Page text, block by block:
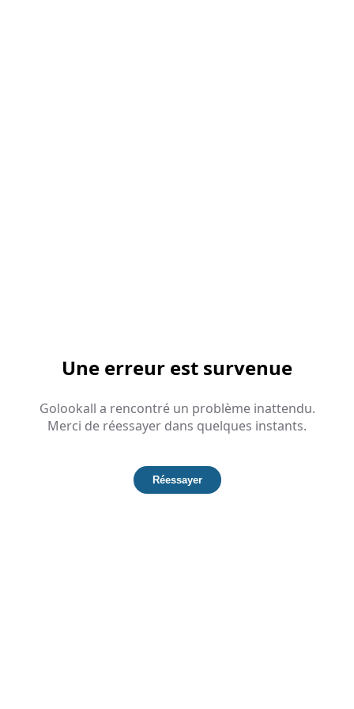
Une erreur est survenue
Golookall a rencontré un problème inattendu.
Merci de réessayer dans quelques instants.
Réessayer